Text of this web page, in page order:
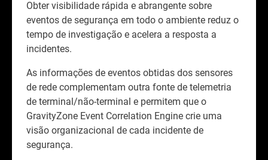
Obter visibilidade rápida e abrangente sobre
eventos de segurança em todo o ambiente reduz o
tempo de investigação e acelera a resposta a
incidentes.
As informações de eventos obtidas dos sensores
de rede complementam outra fonte de telemetria
de terminal/não-terminal e permitem que o
GravityZone Event Correlation Engine crie uma
visão organizacional de cada incidente de
segurança.